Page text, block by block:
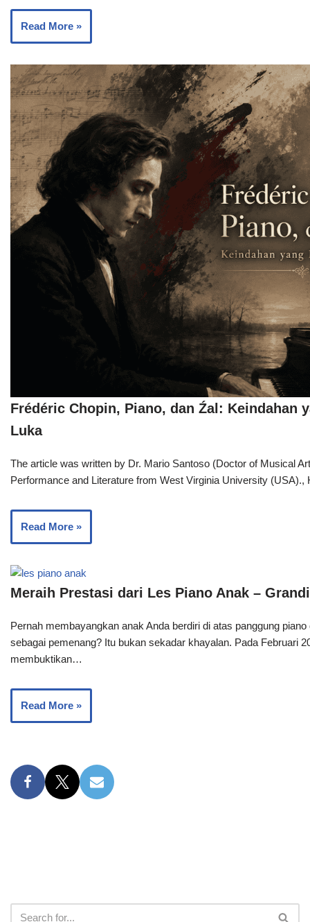
Read More »
Frédéric Chopin, Piano, dan Źal: Keindahan
Luka
The article was written by Dr. Mario Santoso (Doctor of Musical
Performance and Literature from West Virginia University
Read More »
Meraih Prestasi dari Les Piano Anak –
Pernah membayangkan anak Anda berdiri di atas panggung
sebagai pemenang? Itu bukan sekadar khayalan. Pada Februari
membuktikan…
Read More »